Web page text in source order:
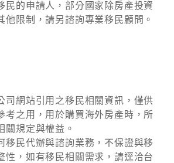
民的申請人，部分國家除房產投資
他限制，請另諮詢專業移民顧問。
司網站引用之移民相關資訊，僅供
考之用，用於購買海外房產時，所
關規定與權益。
移民代辦與諮詢業務，不保證與移
性，如有移民相關需求，請逕洽台